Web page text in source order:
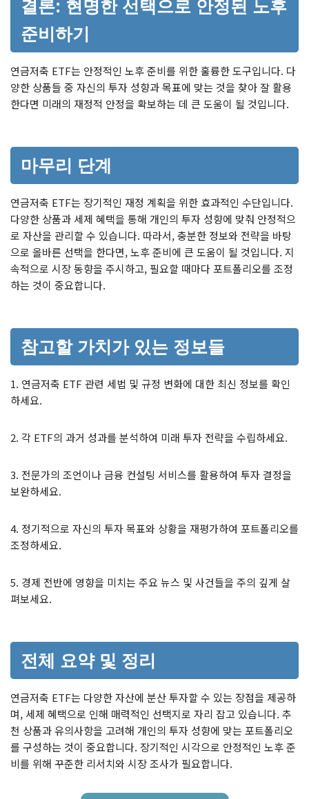
결론: 현명한 선택으로 안정된 노후
준비하기
연금저축 ETF는 안정적인 노후 준비를 위한 훌륭한 도구입니다. 다
양한 상품들 중 자신의 투자 성향과 목표에 맞는 것을 찾아 잘 활용
한다면 미래의 재정적 안정을 확보하는 데 큰 도움이 될 것입니다.
마무리 단계
연금저축 ETF는 장기적인 재정 계획을 위한 효과적인 수단입니다.
다양한 상품과 세제 혜택을 통해 개인의 투자 성향에 맞춰 안정적으
로 자산을 관리할 수 있습니다. 따라서, 충분한 정보와 전략을 바탕
으로 올바른 선택을 한다면, 노후 준비에 큰 도움이 될 것입니다. 지
속적으로 시장 동향을 주시하고, 필요할 때마다 포트폴리오를 조정
하는 것이 중요합니다.
참고할 가치가 있는 정보들
1. 연금저축 ETF 관련 세법 및 규정 변화에 대한 최신 정보를 확인
하세요.
2. 각 ETF의 과거 성과를 분석하여 미래 투자 전략을 수립하세요.
3. 전문가의 조언이나 금융 컨설팅 서비스를 활용하여 투자 결정을
보완하세요.
4. 정기적으로 자신의 투자 목표와 상황을 재평가하여 포트폴리오를
조정하세요.
5. 경제 전반에 영향을 미치는 주요 뉴스 및 사건들을 주의 깊게 살
펴보세요.
전체 요약 및 정리
연금저축 ETF는 다양한 자산에 분산 투자할 수 있는 장점을 제공하
며, 세제 혜택으로 인해 매력적인 선택지로 자리 잡고 있습니다. 추
천 상품과 유의사항을 고려해 개인의 투자 성향에 맞는 포트폴리오
를 구성하는 것이 중요합니다. 장기적인 시각으로 안정적인 노후 준
비를 위해 꾸준한 리서치와 시장 조사가 필요합니다.